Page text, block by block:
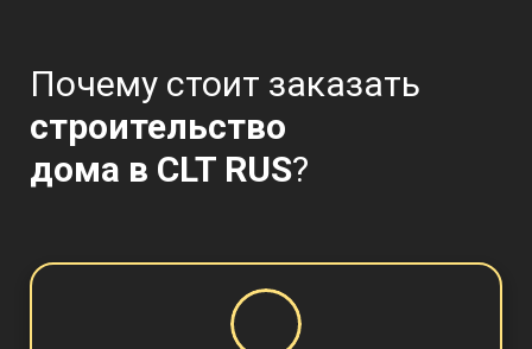
Почему стоит заказать
строительство
дома в CLT RUS?